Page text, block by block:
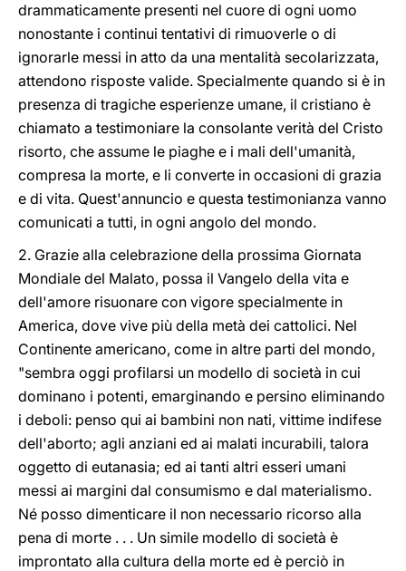
drammaticamente presenti nel cuore di ogni uomo
nonostante i continui tentativi di rimuoverle o di
ignorarle messi in atto da una mentalità secolarizzata,
attendono risposte valide. Specialmente quando si è in
presenza di tragiche esperienze umane, il cristiano è
chiamato a testimoniare la consolante verità del Cristo
risorto, che assume le piaghe e i mali dell'umanità,
compresa la morte, e li converte in occasioni di grazia
e di vita. Quest'annuncio e questa testimonianza vanno
comunicati a tutti, in ogni angolo del mondo.
2. Grazie alla celebrazione della prossima Giornata
Mondiale del Malato, possa il Vangelo della vita e
dell'amore risuonare con vigore specialmente in
America, dove vive più della metà dei cattolici. Nel
Continente americano, come in altre parti del mondo,
"sembra oggi profilarsi un modello di società in cui
dominano i potenti, emarginando e persino eliminando
i deboli: penso qui ai bambini non nati, vittime indifese
dell'aborto; agli anziani ed ai malati incurabili, talora
oggetto di eutanasia; ed ai tanti altri esseri umani
messi ai margini dal consumismo e dal materialismo.
Né posso dimenticare il non necessario ricorso alla
pena di morte . . . Un simile modello di società è
improntato alla cultura della morte ed è perciò in